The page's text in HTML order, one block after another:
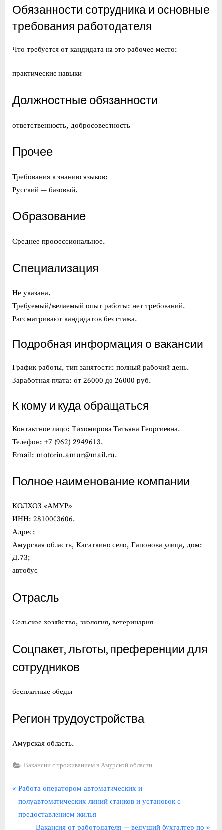
Обязанности сотрудника и основные
требования работодателя
Что требуется от кандидата на это рабочее место:
практические навыки
Должностные обязанности
ответственность, добросовестность
Прочее
Требования к знанию языков:
Русский — базовый.
Образование
Среднее профессиональное.
Специализация
Не указана.
Требуемый/желаемый опыт работы: нет требований.
Рассматривают кандидатов без стажа.
Подробная информация о вакансии
График работы, тип занятости: полный рабочий день.
Заработная плата: от 26000 до 26000 руб.
К кому и куда обращаться
Контактное лицо: Тихомирова Татьяна Георгиевна.
Телефон: +7 (962) 2949613.
Email: motorin.amur@mail.ru.
Полное наименование компании
КОЛХОЗ «АМУР»
ИНН: 2810003606.
Адрес:
Амурская область, Касаткино село, Гапонова улица, дом:
Д.73;
автобус
Отрасль
Сельское хозяйство, экология, ветеринария
Соцпакет, льготы, преференции для
сотрудников
бесплатные обеды
Регион трудоустройства
Амурская область.
Вакансии с проживанием в Амурской области
Навигация
по
записям
П
р
е
Работа оператором автоматических и
полуавтоматических линий станков и установок с
предоставлением жилья
С
Вакансия от работодателя — ведущий бухгалтер по